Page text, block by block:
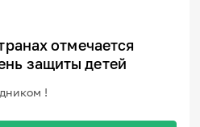
отмечается
защиты детей
!